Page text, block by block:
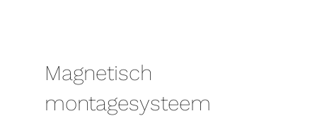
Magnetisch
montagesysteem